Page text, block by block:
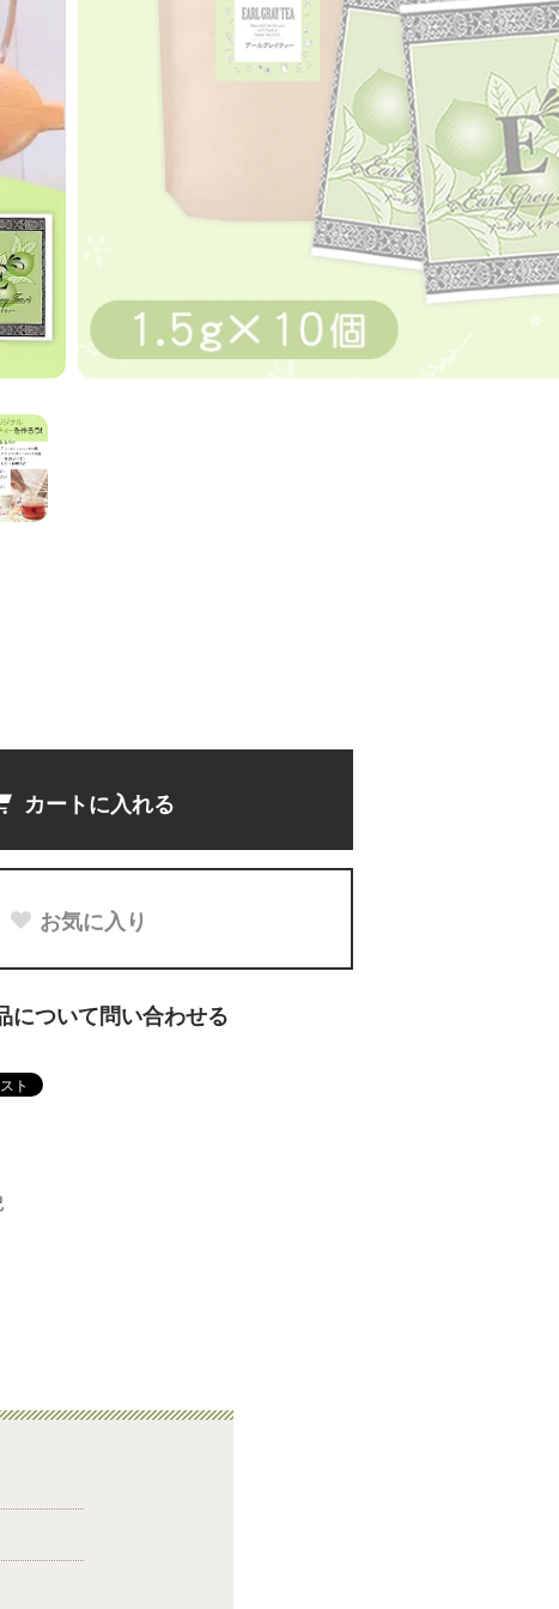
カートに入れる
お気に入り
について問い合わせる